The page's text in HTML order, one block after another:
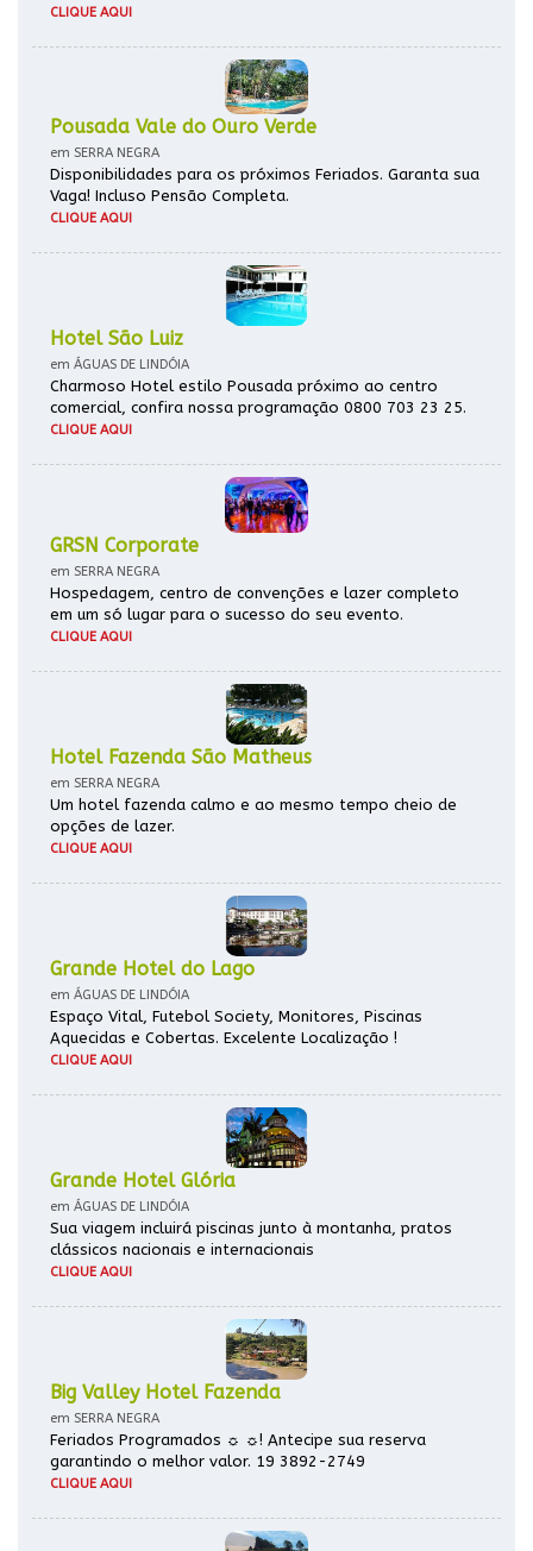
CLIQUE AQUI
Pousada Vale do Ouro Verde
em SERRA NEGRA
Disponibilidades para os próximos Feriados. Garanta sua
Vaga! Incluso Pensão Completa.
CLIQUE AQUI
Hotel São Luiz
em ÁGUAS DE LINDÓIA
Charmoso Hotel estilo Pousada próximo ao centro
comercial, confira nossa programação 0800 703 23 25.
CLIQUE AQUI
GRSN Corporate
em SERRA NEGRA
Hospedagem, centro de convenções e lazer completo
em um só lugar para o sucesso do seu evento.
CLIQUE AQUI
Hotel Fazenda São Matheus
em SERRA NEGRA
Um hotel fazenda calmo e ao mesmo tempo cheio de
opções de lazer.
CLIQUE AQUI
Grande Hotel do Lago
em ÁGUAS DE LINDÓIA
Espaço Vital, Futebol Society, Monitores, Piscinas
Aquecidas e Cobertas. Excelente Localização !
CLIQUE AQUI
Grande Hotel Glória
em ÁGUAS DE LINDÓIA
Sua viagem incluirá piscinas junto à montanha, pratos
clássicos nacionais e internacionais
CLIQUE AQUI
Big Valley Hotel Fazenda
em SERRA NEGRA
Feriados Programados ☼ ☼! Antecipe sua reserva
garantindo o melhor valor. 19 3892-2749
CLIQUE AQUI